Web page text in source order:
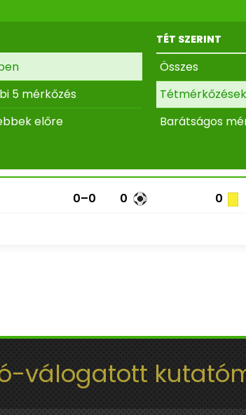
5 mérkőzés
előre
TÉT SZERINT
Összes
Tétmérkőzések
Barátságos
0–0 0 0
válogatott